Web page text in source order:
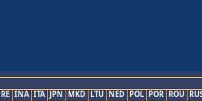
INA ITA JPN MKD LTU NED POL POR ROU